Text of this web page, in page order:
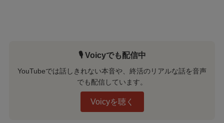
🎙️ Voicyでも配信中
YouTubeでは話しきれない本音や、終活のリアルな話を音声
でも配信しています。
Voicyを聴く